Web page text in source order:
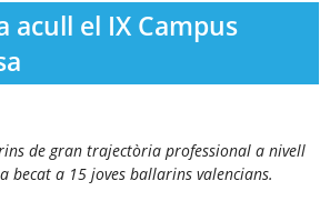
acull el IX Campus
de gran trajectòria professional a nivell
a 15 joves ballarins valencians.